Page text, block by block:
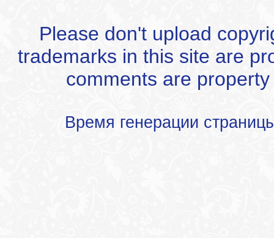
Please don't upload
trademarks in this site are
comments are
Время генерации